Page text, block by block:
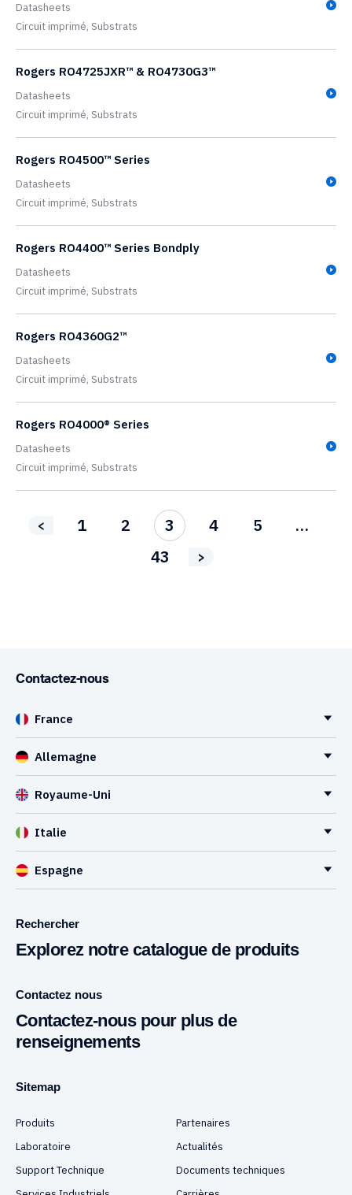
Datasheets
Circuit imprimé, Substrats
Rogers RO4725JXR™ & RO4730G3™
Datasheets
Circuit imprimé, Substrats
Rogers RO4500™ Series
Datasheets
Circuit imprimé, Substrats
Rogers RO4400™ Series Bondply
Datasheets
Circuit imprimé, Substrats
Rogers RO4360G2™
Datasheets
Circuit imprimé, Substrats
Rogers RO4000® Series
Datasheets
Circuit imprimé, Substrats
< 1 2 3 4 5
…
43
>
Contactez-nous
France
Allemagne
Royaume-Uni
Italie
Espagne
Rechercher
Explorez notre catalogue de produits
Contactez nous
Contactez-nous pour plus de
renseignements
Sitemap
Produits
Partenaires
Laboratoire
Actualités
Support Technique
Documents techniques